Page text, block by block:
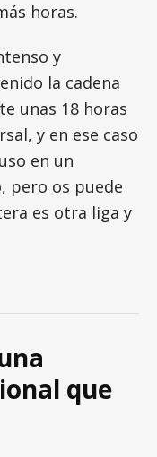
horas.
y
la cadena
unas 18 horas
y en ese caso
en un
pero os puede
es otra liga y
que